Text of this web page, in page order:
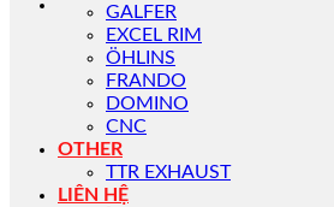
GALFER
EXCEL RIM
ÖHLINS
FRANDO
DOMINO
CNC
OTHER
TTR EXHAUST
LIÊN HỆ